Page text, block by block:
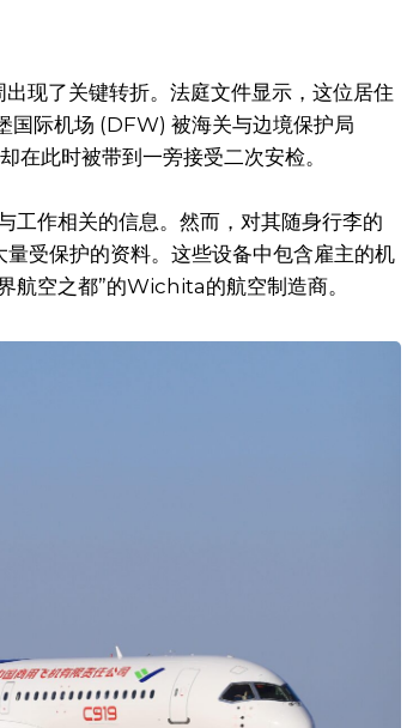
现了关键转折。法庭文件显示，这位居住
国际机场 (DFW) 被海关与边境保护局
在此时被带到一旁接受二次安检。
作相关的信息。然而，对其随身行李的
受保护的资料。这些设备中包含雇主的机
航空之都”的Wichita的航空制造商。